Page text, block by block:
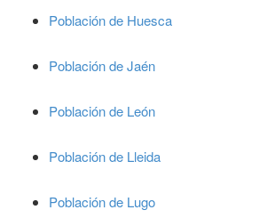
Población de Huesca
Población de Jaén
Población de León
Población de Lleida
Población de Lugo